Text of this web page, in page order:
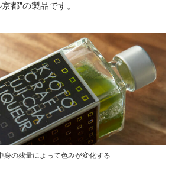
都”の製品です。
身の残量によって色みが変化する